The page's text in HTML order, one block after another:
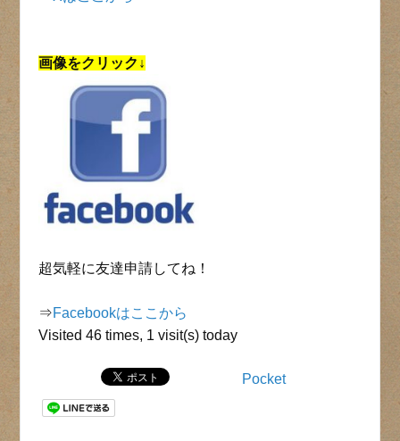
画像をクリック↓
超気軽に友達申請してね！
⇒Facebookはここから
Visited 46 times, 1 visit(s) today
Pocket